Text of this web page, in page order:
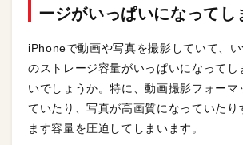
ージがいっぱいになって
iPhoneで動画や写真を撮影していて、
のストレージ容量がいっぱいになってし
いでしょうか。特に、動画撮影フォーマ
ていたり、写真が高画質になっていたり
ます容量を圧迫してしまいます。